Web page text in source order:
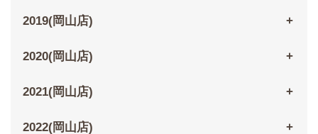
2019(岡山店)
2020(岡山店)
2021(岡山店)
2022(岡山店)